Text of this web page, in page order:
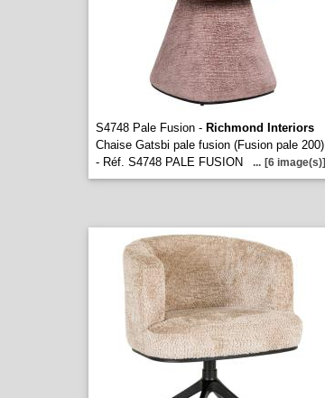
S4748 Pale Fusion - Richmond Interiors
Chaise Gatsbi pale fusion (Fusion pale 200)
- Réf. S4748 PALE FUSION
... [6 image(s)]